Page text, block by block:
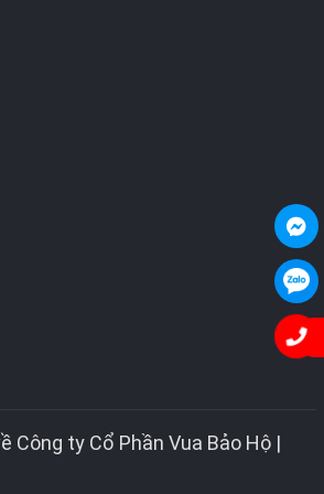
Công ty Cổ Phần Vua Bảo Hộ |